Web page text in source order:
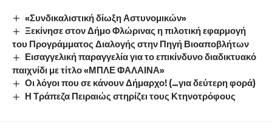
«Συνδικαλιστική δίωξη Αστυνομικών»
Ξεκίνησε στον Δήμο Φλώρινας η πιλοτική εφαρμογή
του Προγράμματος Διαλογής στην Πηγή Βιοαποβλήτων
Εισαγγελική παραγγελία για το επικίνδυνο διαδικτυακό
παιχνίδι με τίτλο «ΜΠΛΕ ΦΑΛΑΙΝΑ»
Οι λόγοι που σε κάνουν Δήμαρχο! (…για δεύτερη φορά)
Η Τράπεζα Πειραιώς στηρίζει τους Κτηνοτρόφους